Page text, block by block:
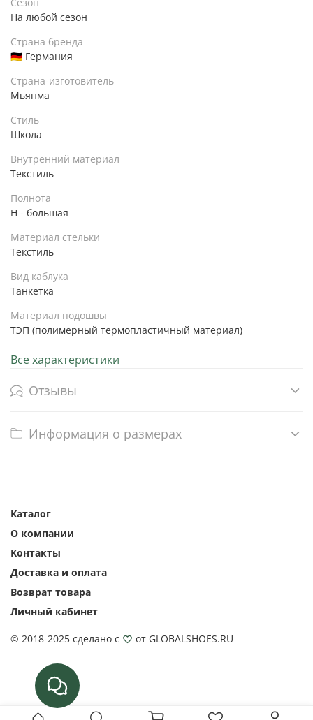
На любой сезон
Страна бренда
🇩🇪 Германия
Страна-изготовитель
Мьянма
Стиль
Школа
Внутренний материал
Текстиль
Полнота
H - большая
Материал стельки
Текстиль
Вид каблука
Танкетка
Материал подошвы
ТЭП (полимерный термопластичный материал)
Все характеристики
Отзывы
Информация о размерах
Каталог
О компании
Контакты
Доставка и оплата
Возврат товара
Личный кабинет
© 2018-2025 сделано с от GLOBALSHOES.RU